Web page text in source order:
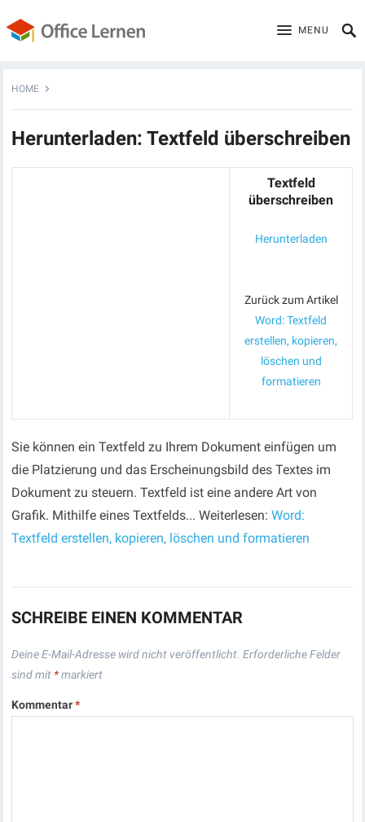
MENU
HOME
Herunterladen: Textfeld überschreiben
Textfeld
überschreiben
Herunterladen
Zurück zum Artikel
Word: Textfeld
erstellen, kopieren,
löschen und
formatieren
Sie können ein Textfeld zu Ihrem Dokument einfügen um
die Platzierung und das Erscheinungsbild des Textes im
Dokument zu steuern. Textfeld ist eine andere Art von
Grafik. Mithilfe eines Textfelds... Weiterlesen:Word:
Textfeld erstellen, kopieren, löschen und formatieren
SCHREIBE EINEN KOMMENTAR
Deine E-Mail-Adresse wird nicht veröffentlicht. Erforderliche Felder
sind mit *markiert
Kommentar*